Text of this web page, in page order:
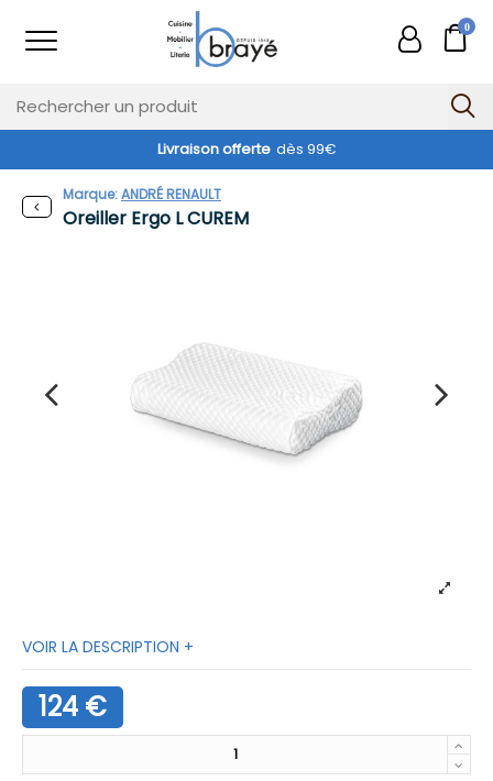
0
Livraison offerte dès 99€
Oreiller Ergo L CUREM
Marque:ANDRÉ RENAULT
VOIR LA DESCRIPTION +
124 €